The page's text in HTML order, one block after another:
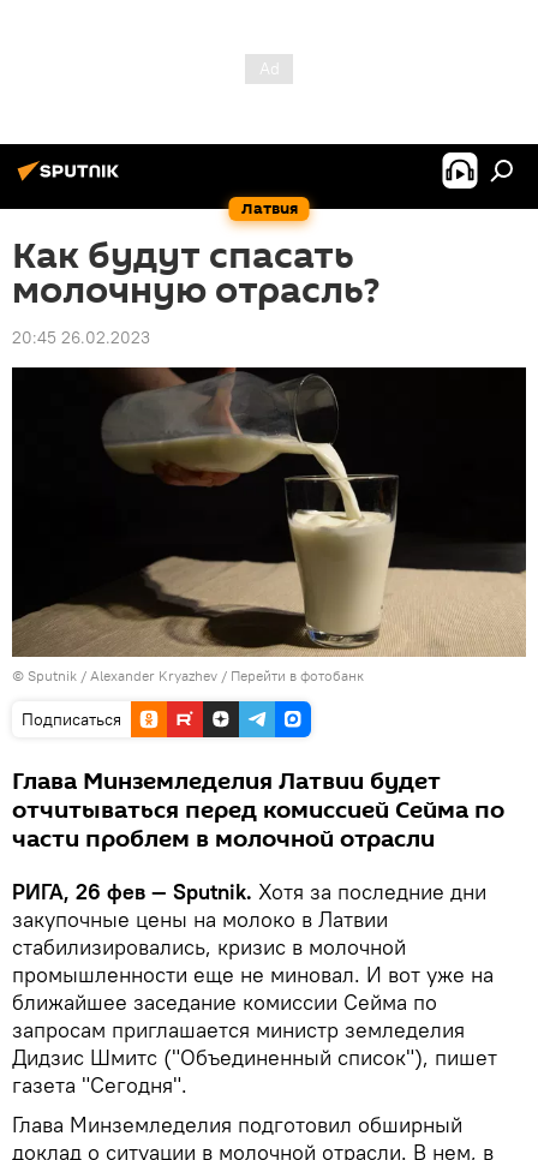
Латвия
Как будут спасать
молочную отрасль?
20:45 26.02.2023
© Sputnik / Alexander Kryazhev / Перейти в фотобанк
Подписаться
Глава Минземледелия Латвии будет
отчитываться перед комиссией Сейма по
части проблем в молочной отрасли
РИГА, 26 фев — Sputnik. Хотя за последние дни
закупочные цены на молоко в Латвии
стабилизировались, кризис в молочной
промышленности еще не миновал. И вот уже на
ближайшее заседание комиссии Сейма по
запросам приглашается министр земледелия
Дидзис Шмитс ("Объединенный список"), пишет
газета "Сегодня".
Глава Минземледелия подготовил обширный
доклад о ситуации в молочной отрасли. В нем, в